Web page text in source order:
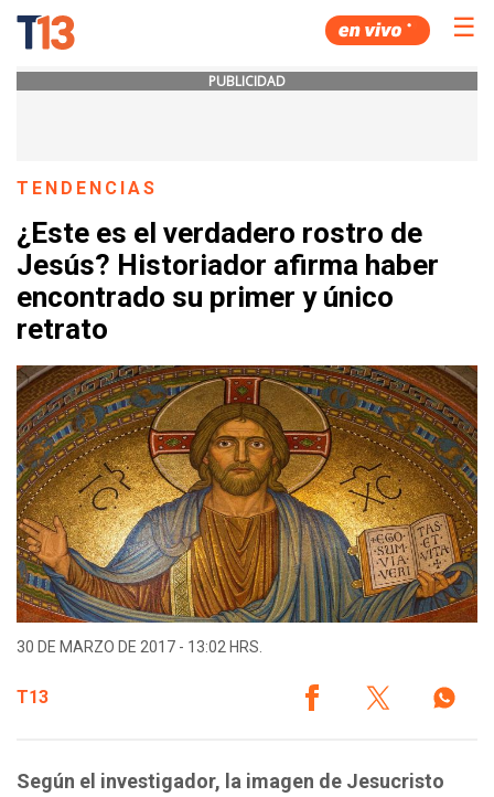
☰
PUBLICIDAD
TENDENCIAS
¿Este es el verdadero rostro de
Jesús? Historiador afirma haber
encontrado su primer y único
retrato
30 DE MARZO DE 2017 - 13:02 HRS.
T13
Según el investigador, la imagen de Jesucristo